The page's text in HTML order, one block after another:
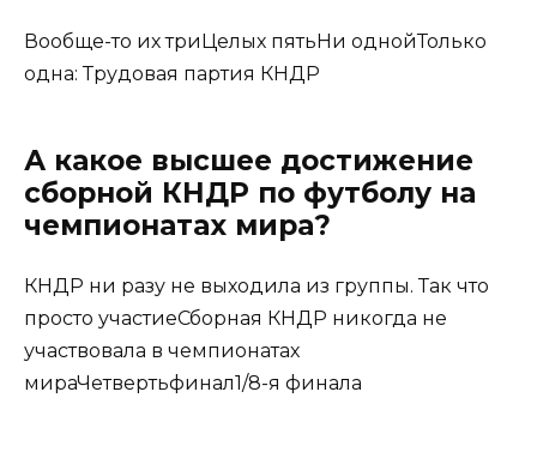
Вообще-то их триЦелых пятьНи однойТолько
одна: Трудовая партия КНДР
А какое высшее достижение
сборной КНДР по футболу на
чемпионатах мира?
КНДР ни разу не выходила из группы. Так что
просто участиеСборная КНДР никогда не
участвовала в чемпионатах
мираЧетвертьфинал1/8-я финала